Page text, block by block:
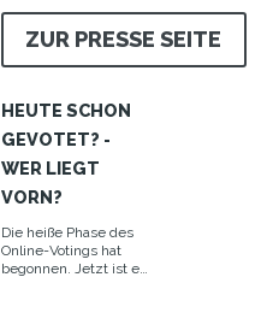
ZUR PRESSE SEITE
HEUTE SCHON
GEVOTET? -
WER LIEGT
VORN?
Die heiße Phase des
Online-Votings hat
begonnen. Jetzt ist es